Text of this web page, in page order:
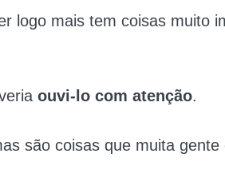
logo mais tem coisas muito
ouvi-lo com atenção.
são coisas que muita gente